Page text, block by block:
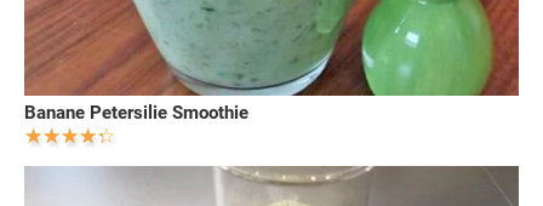
Banane Petersilie Smoothie